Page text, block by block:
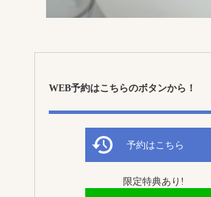
WEB予約はこちらのボタンから！
予約はこちら
限定特典あり!